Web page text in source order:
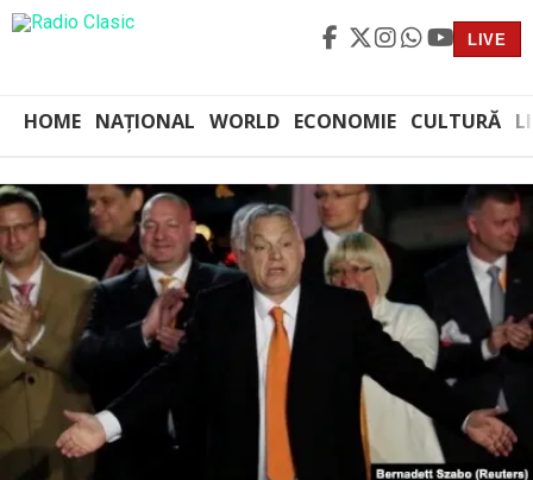
LIVE
HOME NAȚIONAL WORLD ECONOMIE CULTURĂ